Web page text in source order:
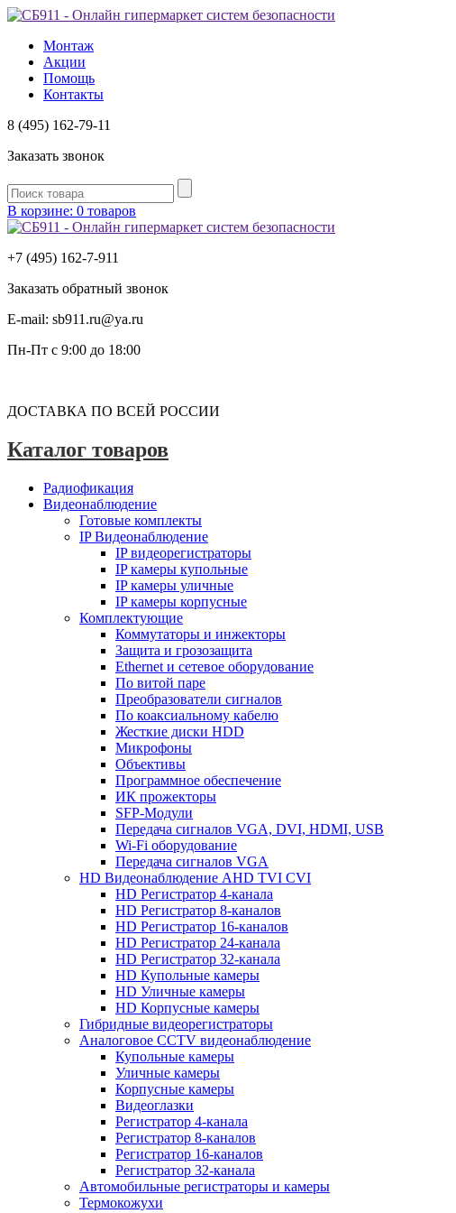
Монтаж
Акции
Помощь
Контакты
8 (495) 162-79-11
Заказать звонок
В корзине: 0 товаров
+7 (495) 162-7-911
Заказать обратный звонок
E-mail: sb911.ru@ya.ru
Пн-Пт с 9:00 до 18:00
ДОСТАВКА ПО ВСЕЙ РОССИИ
Каталог товаров
Радиофикация
Видеонаблюдение
Готовые комплекты
IP Видеонаблюдение
IP видеорегистраторы
IP камеры купольные
IP камеры уличные
IP камеры корпусные
Комплектующие
Коммутаторы и инжекторы
Защита и грозозащита
Ethernet и сетевое оборудование
По витой паре
Преобразователи сигналов
По коаксиальному кабелю
Жесткие диски HDD
Микрофоны
Объективы
Программное обеспечение
ИК прожекторы
SFP-Модули
Передача сигналов VGA, DVI, HDMI, USB
Wi-Fi оборудование
Передача сигналов VGA
HD Видеонаблюдение AHD TVI CVI
HD Регистратор 4-канала
HD Регистратор 8-каналов
HD Регистратор 16-каналов
HD Регистратор 24-канала
HD Регистратор 32-канала
HD Купольные камеры
HD Уличные камеры
HD Корпусные камеры
Гибридные видеорегистраторы
Аналоговое CCTV видеонаблюдение
Купольные камеры
Уличные камеры
Корпусные камеры
Видеоглазки
Регистратор 4-канала
Регистратор 8-каналов
Регистратор 16-каналов
Регистратор 32-канала
Автомобильные регистраторы и камеры
Термокожухи